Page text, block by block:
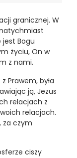
granicznej. W
jest Bogu
życiu, On w
z nami.
Prawem, była
ją, Jezus
relacjach z
relacjach.
za czym
ciszy